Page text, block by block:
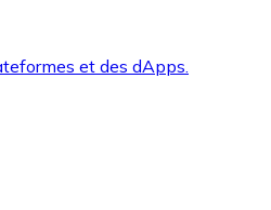
et des dApps.